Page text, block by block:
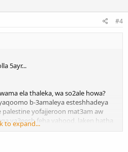
#4
5ayr...
ela thaleka, wa so2ale howa?
b-3amaleya esteshhadeya
palestine yofajjeroon mat3am aw
ya3eesh feha yahood, laken hatha
al yahoodeyyon {not just the
to expand...